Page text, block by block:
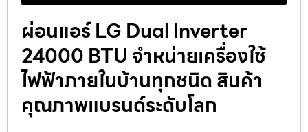
ผ่อนแอร์ LG Dual Inverter
24000 BTU จำหน่ายเครื่องใช้
ไฟฟ้าภายในบ้านทุกชนิด สินค้า
คุณภาพแบรนด์ระดับโลก